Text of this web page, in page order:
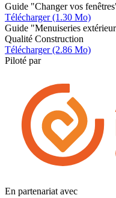
Guide "Changer vos
Télécharger (1.30 Mo)
Guide "Menuiseries
Qualité Construction
Télécharger (2.86 Mo)
Piloté par
En partenariat avec